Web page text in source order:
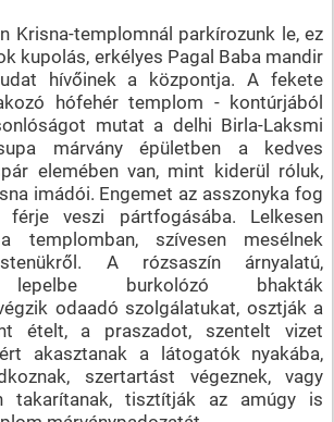
Krisna-templomnál parkírozunk le, ez
kupolás, erkélyes Pagal Baba mandir
hívőinek a központja. A fekete
hófehér templom - kontúrjából
mutat a delhi Birla-Laksmi
márvány épületben a kedves
elemében van, mint kiderül róluk,
imádói. Engemet az asszonyka fog
veszi pártfogásába. Lelkesen
templomban, szívesen mesélnek
A rózsaszín árnyalatú,
lepelbe burkolózó bhakták
odaadó szolgálatukat, osztják a
ételt, a praszadot, szentelt vizet
akasztanak a látogatók nyakába,
szertartást végeznek, vagy
takarítanak, tisztítják az amúgy is